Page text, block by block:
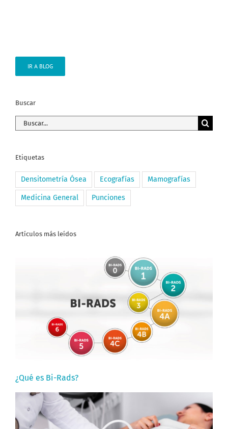
IR A BLOG
Buscar
Buscar:
Etiquetas
Densitometría Ósea Ecografías Mamografías
Medicina General Punciones
Artículos más leídos
¿Qué es Bi-Rads?